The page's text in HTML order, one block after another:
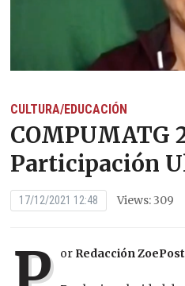
CULTURA/EDUCACIÓN
COMPUMATG
Participación
17/12/2021 12:48 Views: 309
or Redacción